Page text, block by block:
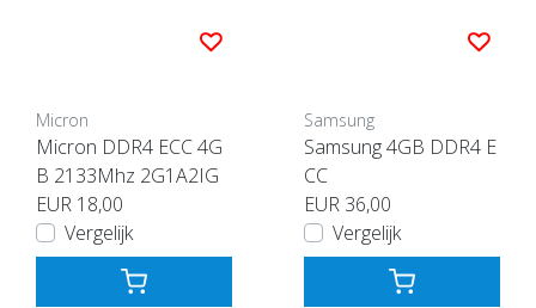
Micron
Micron DDR4 ECC 4G
B 2133Mhz 2G1A2IG
EUR 18,00
Vergelijk
Samsung
Samsung 4GB DDR4 E
CC
EUR 36,00
Vergelijk